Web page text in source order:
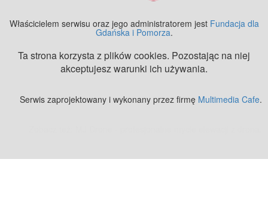
Właścicielem serwisu oraz jego administratorem jest Fundacja dla
Gdańska i Pomorza.
Ta strona korzysta z plików cookies. Pozostając na niej
akceptujesz warunki ich używania.
Serwis zaprojektowany i wykonany przez firmę Multimedia Cafe.